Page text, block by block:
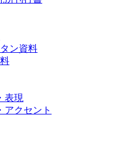
ン資料
表現
アクセント